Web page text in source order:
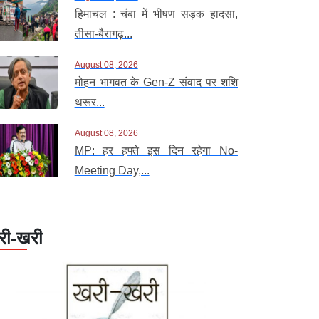
हिमाचल : चंबा में भीषण सड़क हादसा,
तीसा-बैरागढ़...
August 08, 2026
मोहन भागवत के Gen-Z संवाद पर शशि
थरूर...
August 08, 2026
MP: हर हफ्ते इस दिन रहेगा No-
Meeting Day,...
खरी